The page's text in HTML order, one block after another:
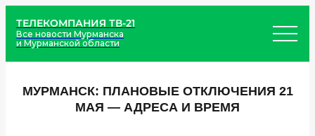
ТЕЛЕКОМПАНИЯ ТВ-21
Все новости Мурманска
и Мурманской области
МУРМАНСК: ПЛАНОВЫЕ ОТКЛЮЧЕНИЯ 21
МАЯ — АДРЕСА И ВРЕМЯ